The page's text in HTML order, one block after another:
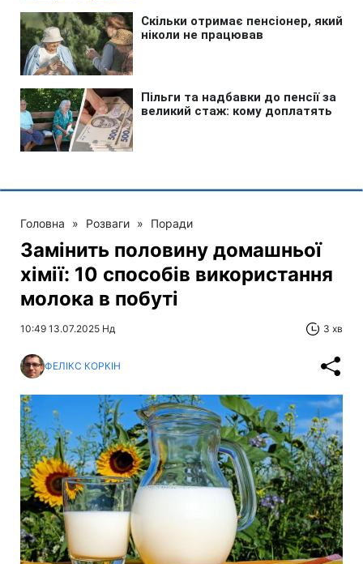
Головна » Розваги » Поради
Замінить половину домашньої
хімії: 10 способів використання
молока в побуті
10:49 13.07.2025 Нд 3 хв
ФЕЛІКС КОРКІН